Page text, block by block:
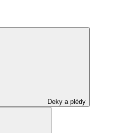
Deky a plédy